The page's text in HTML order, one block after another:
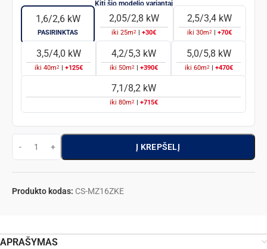
1,6/2,6 kW
PASIRINKTAS
2,05/2,8 kW
iki25m2 +30€
2,5/3,4 kW
iki30m2 +70€
3,5/4,0 kW
iki 40m2 +125€
4,2/5,3 kW
iki 50m2 +390€
5,0/5,8 kW
iki 60m2 +470€
7,1/8,2 kW
iki 80m2 +715€
Į KREPŠELĮ
Produkto kodas: CS-MZ16ZKE
APRAŠYMAS